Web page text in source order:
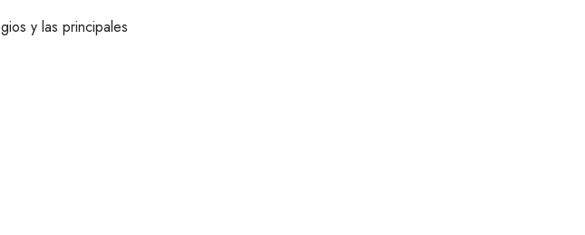
y las principales